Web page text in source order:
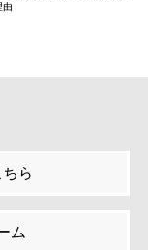
・贈り方
ら
ム